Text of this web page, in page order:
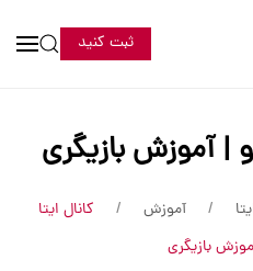
ثبت کنید
| آموزش بازیگری
آموزش
کانال ایتا
بازیگری